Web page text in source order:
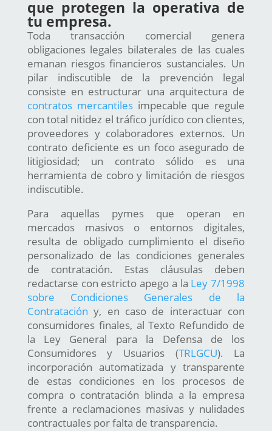
que protegen la operativa de
tu empresa.
Toda transacción comercial genera
obligaciones legales bilaterales de las cuales
emanan riesgos financieros sustanciales. Un
pilar indiscutible de la prevención legal
consiste en estructurar una arquitectura de
contratos mercantilesimpecable que regule
con total nitidez el tráfico jurídico con clientes,
proveedores y colaboradores externos. Un
contrato deficiente es un foco asegurado de
litigiosidad; un contrato sólido es una
herramienta de cobro y limitación de riesgos
indiscutible.
Para aquellas pymes que operan en
mercados masivos o entornos digitales,
resulta de obligado cumplimiento el diseño
personalizado de las condiciones generales
de contratación. Estas cláusulas deben
redactarse con estricto apego a la Ley 7/1998
sobre Condiciones Generales de la
Contratación y, en caso de interactuar con
consumidores finales, al Texto Refundido de
la Ley General para la Defensa de los
Consumidores y Usuarios (TRLGCU). La
incorporación automatizada y transparente
de estas condiciones en los procesos de
compra o contratación blinda a la empresa
frente a reclamaciones masivas y nulidades
contractuales por falta de transparencia.